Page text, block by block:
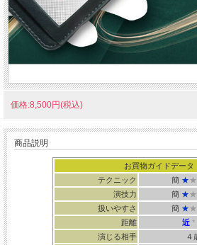
価格:8,500円(税込)
商品説明
お買物ガイドデータ
テクニック
簡 ★
演技力
簡 ★
扱いやすさ
簡 ★
距離
近 *
演じる相手
４